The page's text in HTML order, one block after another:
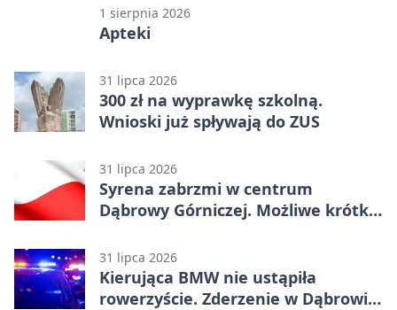
1 sierpnia 2026
Apteki
31 lipca 2026
300 zł na wyprawkę szkolną.
Wnioski już spływają do ZUS
31 lipca 2026
Syrena zabrzmi w centrum
Dąbrowy Górniczej. Możliwe krótkie
31 lipca 2026
Kierująca BMW nie ustąpiła
rowerzyście. Zderzenie w Dąbrowie